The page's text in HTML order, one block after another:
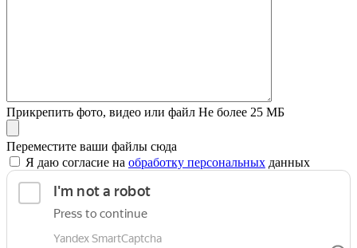
Прикрепить фото, видео или файл Не более 25 МБ
Переместите ваши файлы сюда
Я даю согласие на обработку персональных данных